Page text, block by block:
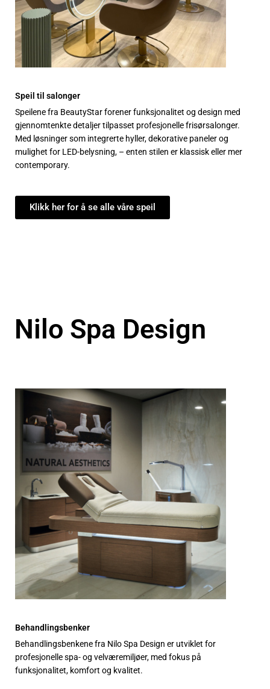
Speil til salonger
Speilene fra BeautyStar forener funksjonalitet og design med
gjennomtenkte detaljer tilpasset profesjonelle frisørsalonger.
Med løsninger som integrerte hyller, dekorative paneler og
mulighet for LED-belysning, – enten stilen er klassisk eller mer
contemporary.
Klikk her for å se alle våre speil
Nilo Spa Design
Behandlingsbenker
Behandlingsbenkene fra Nilo Spa Design er utviklet for
profesjonelle spa- og velværemiljøer, med fokus på
funksjonalitet, komfort og kvalitet.